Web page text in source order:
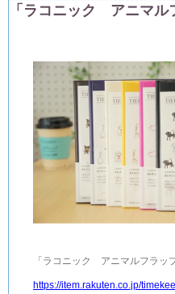
「ラコニック アニマル
「ラコニック アニマルフラッ
https://item.rakuten.co.jp/